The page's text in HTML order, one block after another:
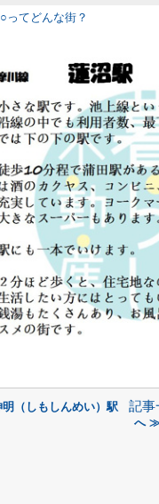
ってどんな街？
（しもしんめい）駅 記事
へ